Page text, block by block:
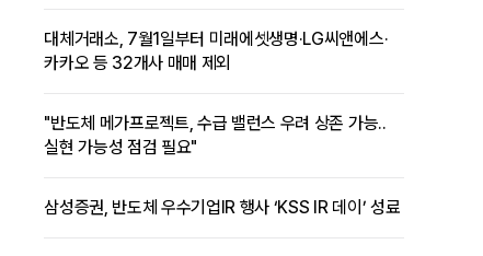
대체거래소, 7월1일부터 미래에셋생명·LG씨앤에스·
카카오 등 32개사 매매 제외
"반도체 메가프로젝트, 수급 밸런스 우려 상존 가능..
실현 가능성 점검 필요"
삼성증권, 반도체 우수기업IR 행사 ‘KSS IR 데이’ 성료